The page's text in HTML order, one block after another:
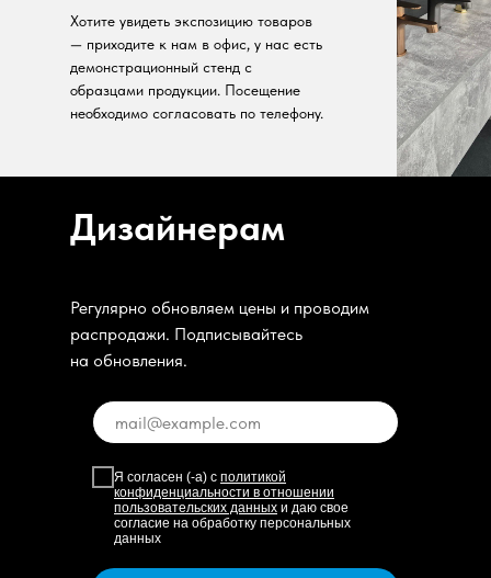
Хотите увидеть экспозицию товаров
— приходите к нам в офис, у нас есть
демонстрационный стенд с
образцами продукции. Посещение
необходимо согласовать по телефону.
Дизайнерам
Регулярно обновляем цены и проводим
распродажи. Подписывайтесь
на обновления.
Я согласен (-а) с политикой
конфиденциальности в отношении
пользовательских данных и даю свое
согласие на обработку персональных
данных